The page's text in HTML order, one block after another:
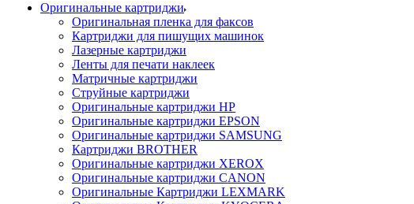
Оригинальные картриджи
Оригинальная пленка для факсов
Картриджи для пишущих машинок
Лазерные картриджи
Ленты для печати наклеек
Матричные картриджи
Струйные картриджи
Оригинальные картриджи HP
Оригинальные картриджи EPSON
Оригинальные картриджи SAMSUNG
Картриджи BROTHER
Оригинальные картриджи XEROX
Оригинальные картриджи CANON
Оригинальные Картриджи LEXMARK